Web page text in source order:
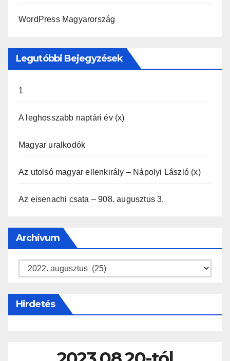
WordPress Magyarország
Legutóbbi Bejegyzések
1
A leghosszabb naptári év (x)
Magyar uralkodók
Az utolsó magyar ellenkirály – Nápolyi László (x)
Az eisenachi csata – 908. augusztus 3.
Archívum
Archívum
Hirdetés